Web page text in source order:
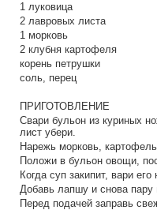
1 луковица
2 лавровых листа
1 морковь
2 клубня картофеля
корень петрушки
соль, перец
ПРИГОТОВЛЕНИЕ
Свари бульон из куриных
лист убери.
Нарежь морковь,
Положи в бульон овощи,
Когда суп закипит, вари
Добавь лапшу и снова пару
Перед подачей заправь